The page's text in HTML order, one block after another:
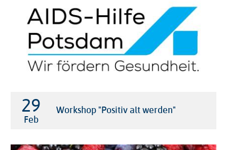
29
Feb
Workshop "Positiv alt werden"